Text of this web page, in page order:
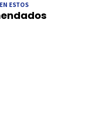
ESTOS